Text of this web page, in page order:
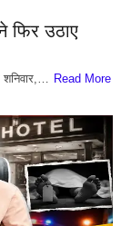
फिर उठाए
Read More